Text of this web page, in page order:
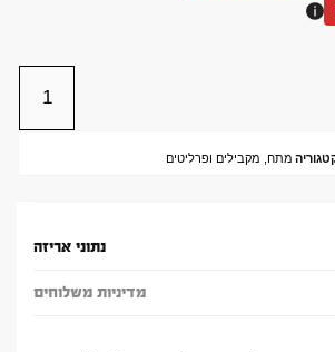
מתח, מקבילים ופרליטים
נתוני אריזה
מדיניות משלוחים